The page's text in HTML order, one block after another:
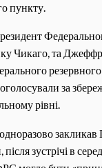
пункту.
Чикаго, та
за
рівні.
закликав
зустрічі в